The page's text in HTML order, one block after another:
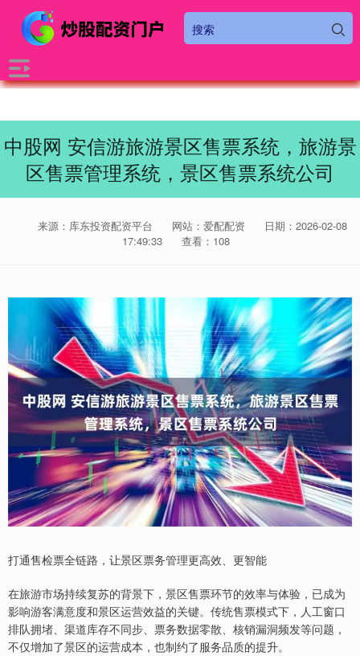
中股网 安信游旅游景区售票系统，旅游景
区售票管理系统，景区售票系统公司
来源：库东投资配资平台 网站：爱配配资
日期：2026-02-08
17:49:33
查看：108
打通售检票全链路，让景区票务管理更高效、更智能
在旅游市场持续复苏的背景下，景区售票环节的效率与体验，已成为
影响游客满意度和景区运营效益的关键。传统售票模式下，人工窗口
排队拥堵、渠道库存不同步、票务数据零散、核销漏洞频发等问题，
不仅增加了景区的运营成本，也制约了服务品质的提升。